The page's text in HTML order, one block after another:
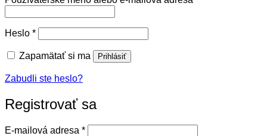
Heslo *Povinné
Zapamätať si ma Prihlásiť
Zabudli ste heslo?
Registrovať sa
E-mailová adresa *Povinné